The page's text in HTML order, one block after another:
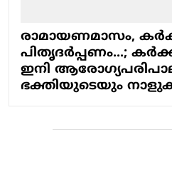
രാമായണമാസം,
പിതൃദര്‍പ്പണം...;
ഇനി
ഭക്തിയുടെയും